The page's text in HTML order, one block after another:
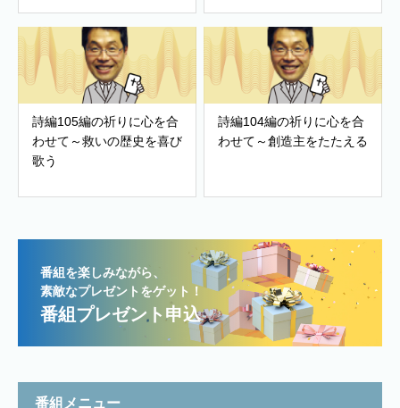
詩編105編の祈りに心を合
わせて～救いの歴史を喜び
歌う
詩編104編の祈りに心を合
わせて～創造主をたたえる
番組を楽しみながら、
素敵なプレゼントをゲット！
番組プレゼント申込
番組メニュー